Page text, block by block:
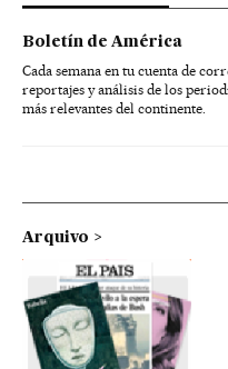
Boletín de América
Cada semana en tu cuenta de
reportajes y análisis de los
más relevantes del continente.
Arquivo